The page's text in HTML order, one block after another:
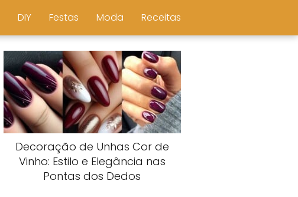
DIY Festas Moda Receitas
Decoração de Unhas Cor de
Vinho: Estilo e Elegância nas
Pontas dos Dedos